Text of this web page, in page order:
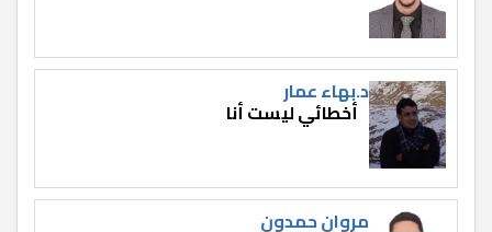
د.بهاء عمار
أخطائي ليست أنا
مروان حمدون